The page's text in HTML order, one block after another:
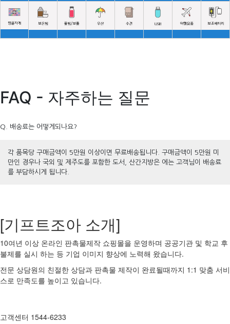
FAQ - 자주하는 질문
Q. 배송료는 어떻게되나요?
각 품목당 구매금액이 5만원 이상이면 무료배송됩니다. 구매금액이 5만원 미
만인 경우나 국외 및 제주도를 포함한 도서, 산간지방은 에는 고객님이 배송료
를 부담하시게 됩니다.
[기프트조아 소개]
10여년 이상 온라인 판촉물제작 쇼핑몰을 운영하며 공공기관 및 학교 후
불제를 실시 하는 등 기업 이미지 향상에 노력해 왔습니다.
전문 상담원의 친절한 상담과 판촉물 제작이 완료될때까지 1:1 맞춤 서비
스로 만족도를 높이고 있습니다.
고객센터 1544-6233